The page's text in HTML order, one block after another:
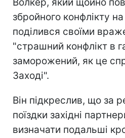
збройного конфлікту
поділився своїми
"страшний конфлікт в
заморожений, як це
Заході".
Він підкреслив, що за
поїздки західні
визначати подальші